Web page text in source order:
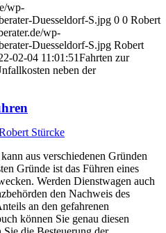
wp-
Duesseldorf-S.jpg 0 0 Robert
wp-
Duesseldorf-S.jpg Robert
02-04 11:01:51Fahrten zur
neben der
Stürcke
aus verschiedenen Gründen
Gründe ist das Führen eines
Werden Dienstwagen auch
den Nachweis des
an den gefahrenen
können Sie genau diesen